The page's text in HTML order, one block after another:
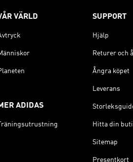
VÄRLD
ADIDAS
SUPPORT
Hjälp
Returer och
Ångra köpet
Leverans
Hitta din
Sitemap
Presentkort